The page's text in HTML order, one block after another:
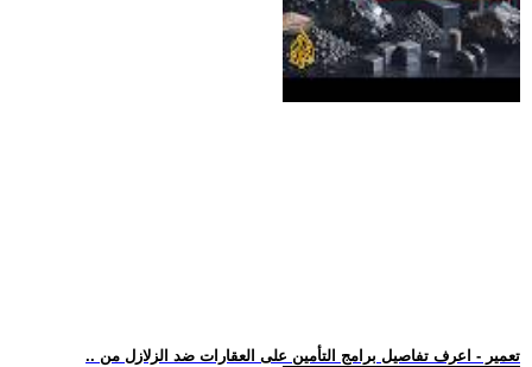
.. تعمير - اعرف تفاصيل برامج التأمين على العقارات ضد الزلازل من